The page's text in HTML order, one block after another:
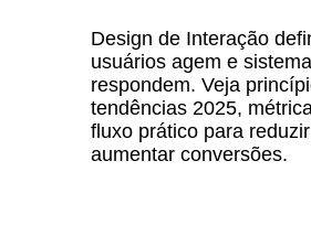
Design de Interação
usuários agem e
respondem. Veja
tendências 2025,
fluxo prático para
aumentar conversões.